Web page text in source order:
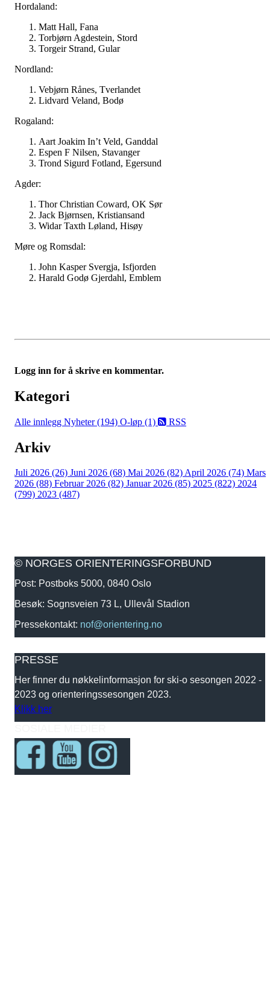
Hordaland:
Matt Hall, Fana
Torbjørn Agdestein, Stord
Torgeir Strand, Gular
Nordland:
Vebjørn Rånes, Tverlandet
Lidvard Veland, Bodø
Rogaland:
Aart Joakim In’t Veld, Ganddal
Espen F Nilsen, Stavanger
Trond Sigurd Fotland, Egersund
Agder:
Thor Christian Coward, OK Sør
Jack Bjørnsen, Kristiansand
Widar Taxth Løland, Hisøy
Møre og Romsdal:
John Kasper Svergja, Isfjorden
Harald Godø Gjerdahl, Emblem
Logg inn for å skrive en kommentar.
Kategori
Alle innlegg Nyheter (194) O-løp (1) RSS
Arkiv
Juli 2026 (26) Juni 2026 (68) Mai 2026 (82)April 2026 (74) Mars
2026 (88) Februar 2026 (82) Januar 2026 (85) 2025 (822) 2024
(799) 2023 (487)
© NORGES ORIENTERINGSFORBUND
Post: Postboks 5000, 0840 Oslo
Besøk: Sognsveien 73 L, Ullevål Stadion
Pressekontakt: nof@orientering.no
PRESSE
Her finner du nøkkelinformasjon for ski-o sesongen 2022 -
2023 og orienteringssesongen 2023.
Klikk her